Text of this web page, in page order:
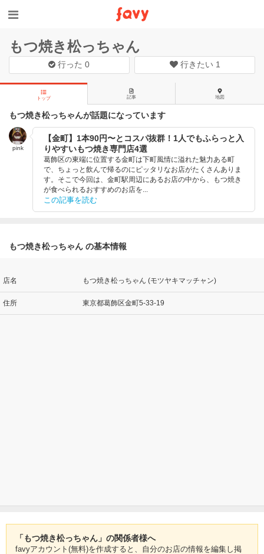
もつ焼き松っちゃん
行った0 行きたい 1
トップ 記事 地図
もつ焼き松っちゃんが話題になっています
pink
【金町】1本90円〜とコスパ抜群！1人でもふらっと入
りやすいもつ焼き専門店4選
葛飾区の東端に位置する金町は下町風情に溢れた魅力ある町
で、ちょっと飲んで帰るのにピッタリなお店がたくさんありま
す。そこで今回は、金町駅周辺にあるお店の中から、もつ焼き
が食べられるおすすめのお店を...
この記事を読む
もつ焼き松っちゃん の基本情報
店名 もつ焼き松っちゃん (モツヤキマッチャン)
住所 東京都葛飾区金町5-33-19
「もつ焼き松っちゃん」の関係者様へ
favyアカウント(無料)を作成すると、自分のお店の情報を編集し掲